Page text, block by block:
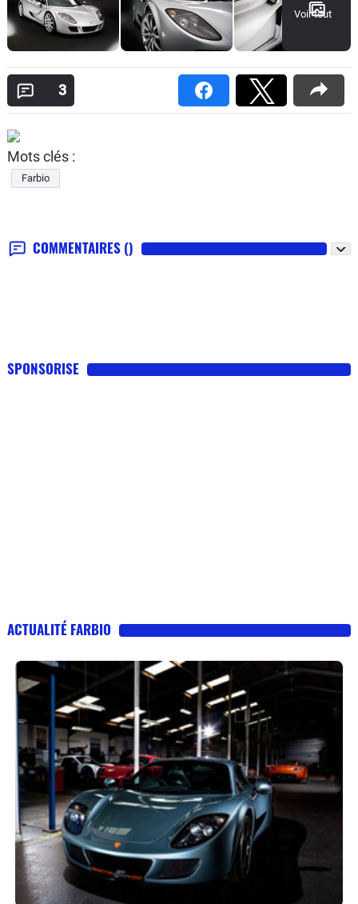
Voir tout
3
Mots clés :
Farbio
COMMENTAIRES ()
SPONSORISE
ACTUALITÉ FARBIO